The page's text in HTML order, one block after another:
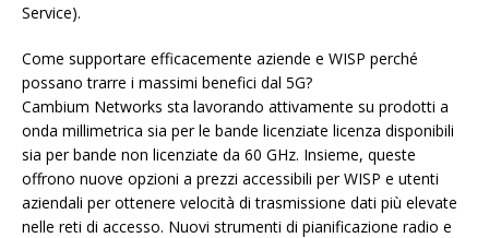
Service).
Come supportare efficacemente aziende e WISP perché
possano trarre i massimi benefici dal 5G?
Cambium Networks sta lavorando attivamente su prodotti a
onda millimetrica sia per le bande licenziate licenza disponibili
sia per bande non licenziate da 60 GHz. Insieme, queste
offrono nuove opzioni a prezzi accessibili per WISP e utenti
aziendali per ottenere velocità di trasmissione dati più elevate
nelle reti di accesso. Nuovi strumenti di pianificazione radio e